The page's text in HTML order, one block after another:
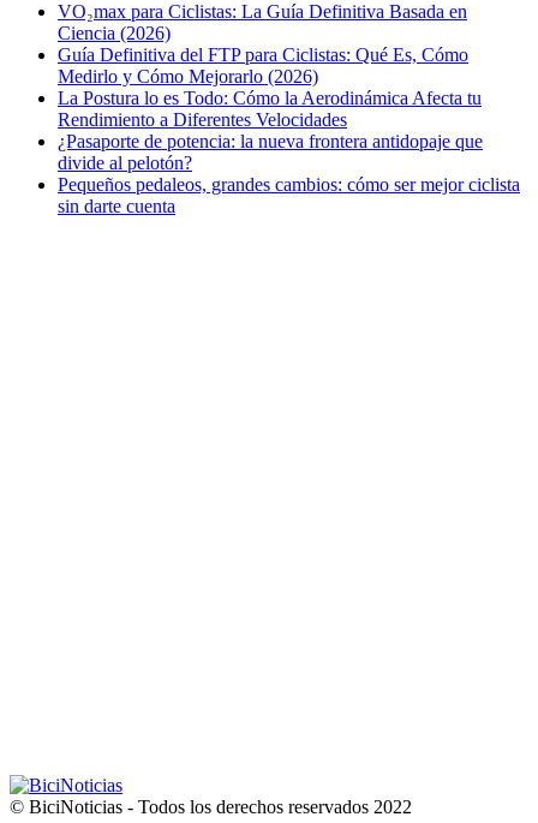
VO₂max para Ciclistas: La Guía Definitiva Basada en
Ciencia (2026)
Guía Definitiva del FTP para Ciclistas: Qué Es, Cómo
Medirlo y Cómo Mejorarlo (2026)
La Postura lo es Todo: Cómo la Aerodinámica Afecta tu
Rendimiento a Diferentes Velocidades
¿Pasaporte de potencia: la nueva frontera antidopaje que
divide al pelotón?
Pequeños pedaleos, grandes cambios: cómo ser mejor ciclista
sin darte cuenta
© BiciNoticias - Todos los derechos reservados 2022